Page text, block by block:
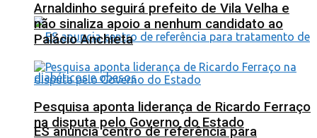
ES anuncia centro de referência para
Arnaldinho seguirá prefeito de Vila Velha e
não sinaliza apoio a nenhum candidato ao
Palácio Anchieta
Pesquisa aponta liderança de Ricardo Ferraço
na disputa pelo Governo do Estado